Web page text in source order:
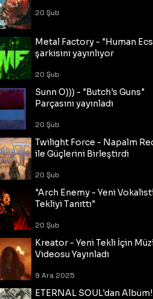
20 Şub
Metal Factory - "Human
şarkısını yayınlıyor
20 Şub
Sunn O))) - "Butch's Guns"
Parçasını yayınladı
20 Şub
Twilight Force - Napalm
ile Güçlerini Birleştirdi
20 Şub
"Arch Enemy - Yeni
Tekliyi Tanıttı"
20 Şub
Kreator - Yeni Tekli İçin
Videosu Yayınladı
9 Ara 2025
ETERNAL SOUL'dan Albüm!